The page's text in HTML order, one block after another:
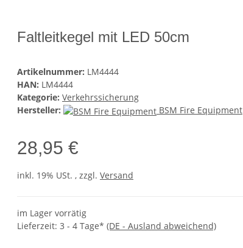
Faltleitkegel mit LED 50cm
Artikelnummer: LM4444
HAN: LM4444
Kategorie: Verkehrssicherung
Hersteller:
BSM Fire Equipment
28,95 €
inkl. 19% USt. , zzgl. Versand
im Lager vorrätig
Lieferzeit: 3 - 4 Tage* (DE - Ausland abweichend)